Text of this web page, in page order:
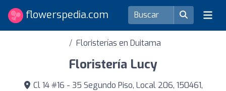
flowerspedia.com
Floristerías en Duitama
Floristería Lucy
Cl 14 #16 - 35 Segundo Piso, Local 206, 150461,